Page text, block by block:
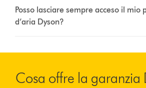
Posso lasciare sempre acceso il mio
d’aria Dyson?
Cosa offre la garanzia